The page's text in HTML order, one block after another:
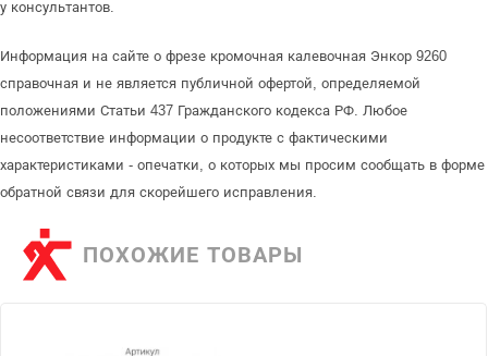
у консультантов.
Информация на сайте о фрезе кромочная калевочная Энкор 9260
справочная и не является публичной офертой, определяемой
положениями Статьи 437 Гражданского кодекса РФ. Любое
несоответствие информации о продукте с фактическими
характеристиками - опечатки, о которых мы просим сообщать в форме
обратной связи для скорейшего исправления.
ПОХОЖИЕ ТОВАРЫ